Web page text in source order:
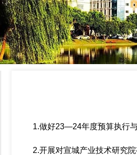
1.做好23—24年度预算执行
2.开展对宣城产业技术研究